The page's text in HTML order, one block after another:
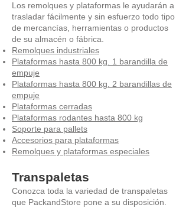
Los remolques y plataformas le ayudarán a
trasladar fácilmente y sin esfuerzo todo tipo
de mercancías, herramientas o productos
de su almacén o fábrica.
Remolques industriales
Plataformas hasta 800 kg. 1 barandilla de
empuje
Plataformas hasta 800 kg. 2 barandillas de
empuje
Plataformas cerradas
Plataformas rodantes hasta 800 kg
Soporte para pallets
Accesorios para plataformas
Remolques y plataformas especiales
Transpaletas
Conozca toda la variedad de transpaletas
que PackandStore pone a su disposición.